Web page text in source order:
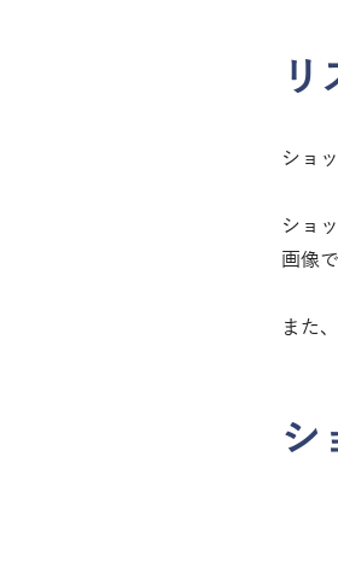
ショ
ショ
画像
また
シ